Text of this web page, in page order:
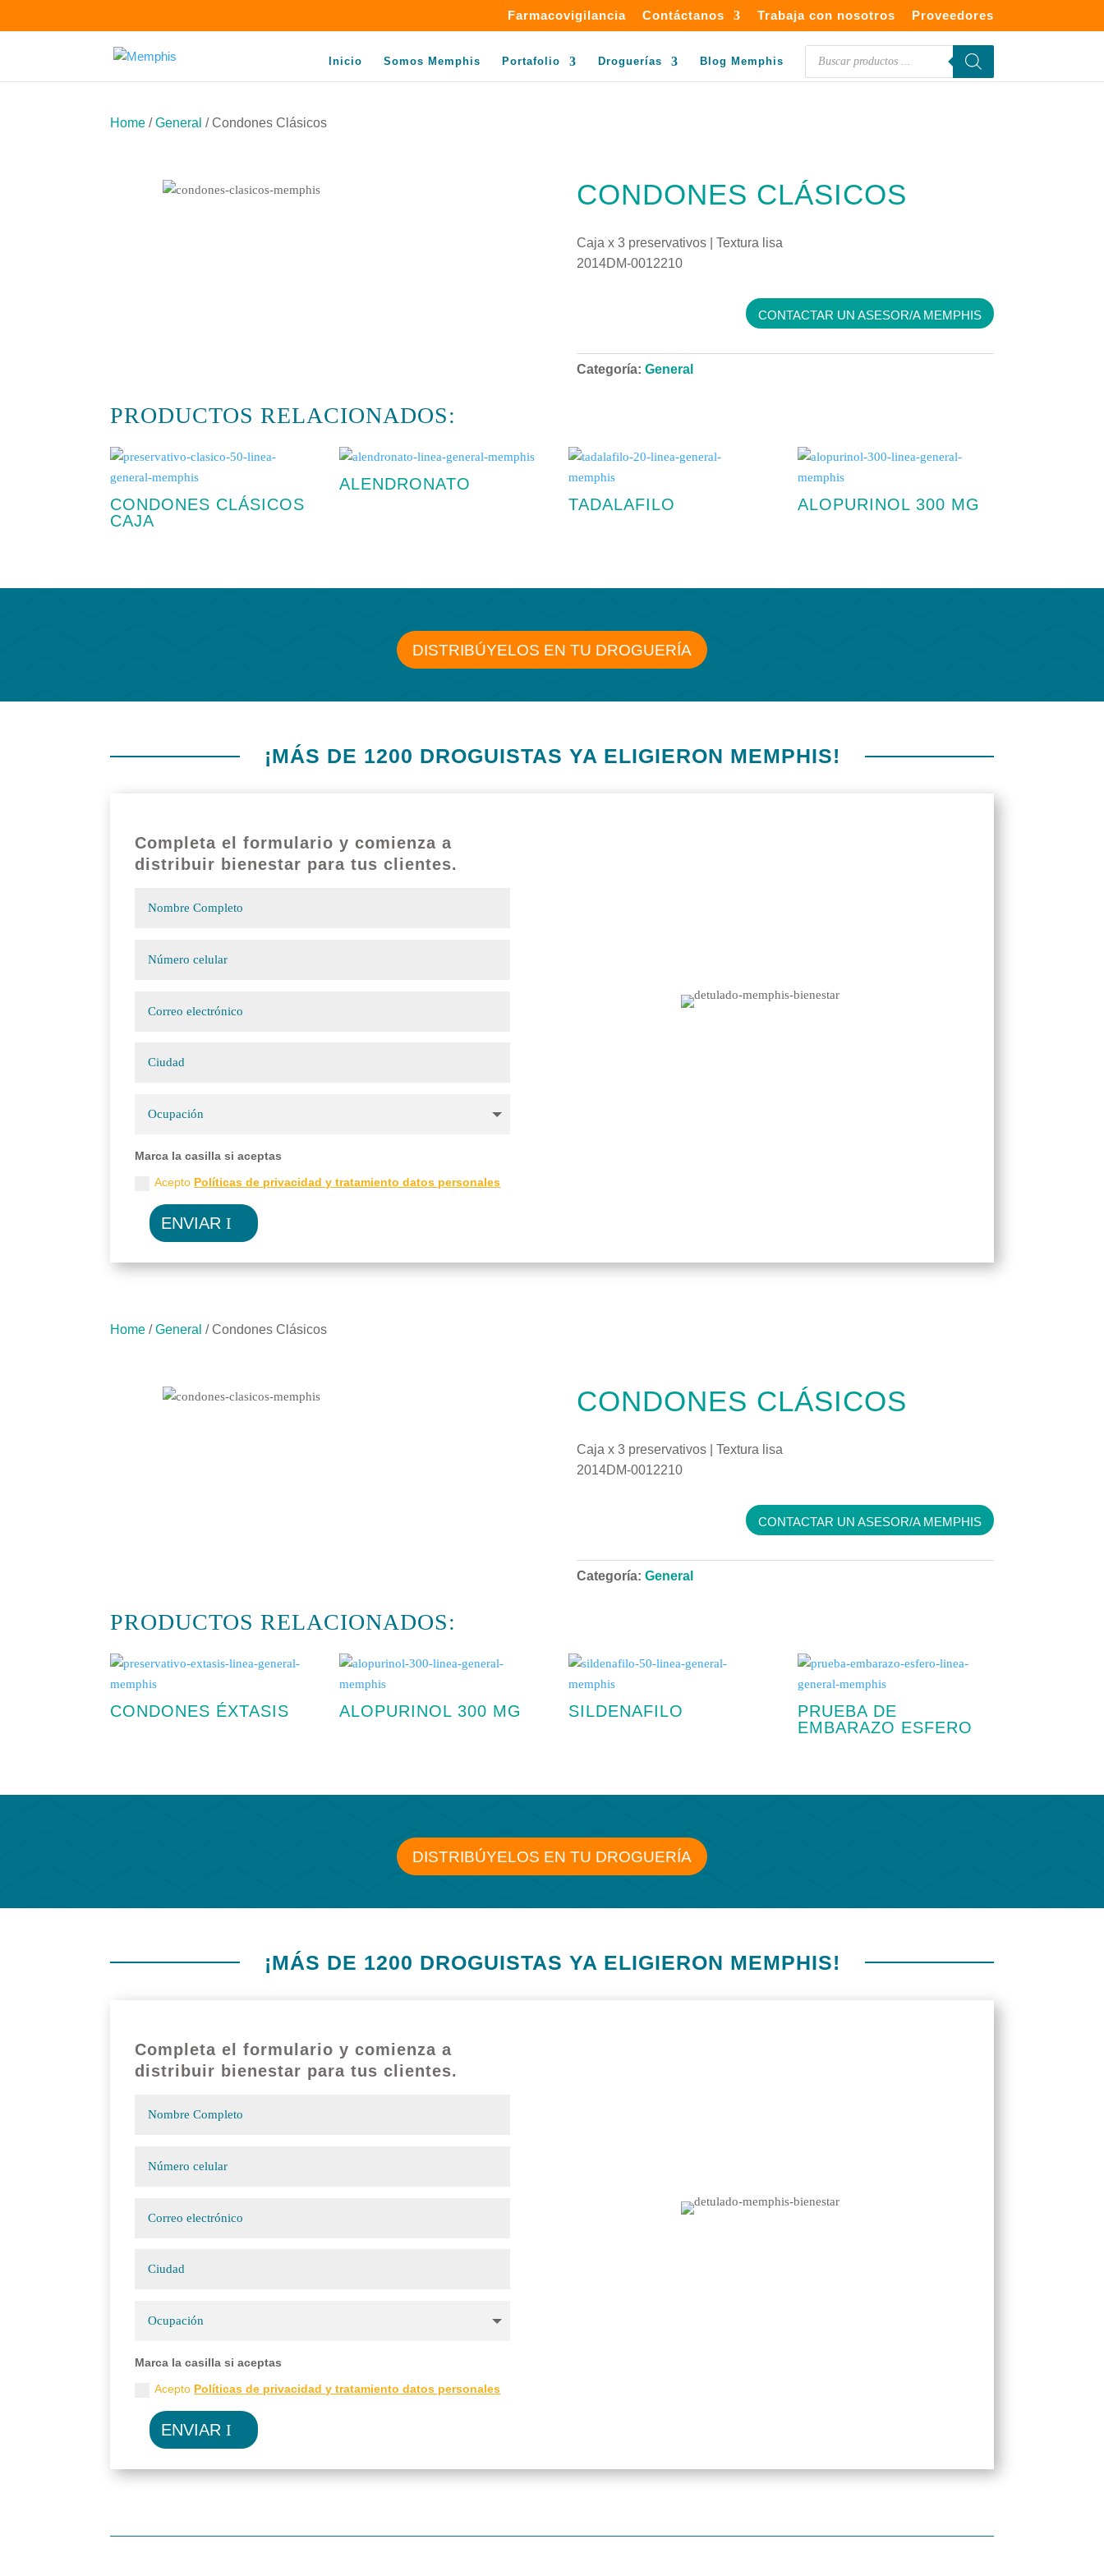
Farmacovigilancia Contáctanos Trabaja con nosotros Proveedores
Inicio Somos Memphis Portafolio Droguerías Blog Memphis
Búsqueda
Home /General / Condones Clásicos
CONDONES CLÁSICOS
Caja x 3 preservativos | Textura lisa
2014DM-0012210
CONTACTAR UN ASESOR/A MEMPHIS
Categoría: General
PRODUCTOS RELACIONADOS:
CONDONES CLÁSICOS
CAJA
ALENDRONATO
TADALAFILO
ALOPURINOL 300 MG
DISTRIBÚYELOS EN TU DROGUERÍA
¡MÁS DE 1200 DROGUISTAS YA ELIGIERON MEMPHIS!
Completa el formulario y comienza a
distribuir bienestar para tus clientes.
Marca la casilla si aceptas
Acepto Políticas de privacidad y tratamiento datos personales
ENVIAR
Home /General / Condones Clásicos
CONDONES CLÁSICOS
Caja x 3 preservativos | Textura lisa
2014DM-0012210
CONTACTAR UN ASESOR/A MEMPHIS
Categoría: General
PRODUCTOS RELACIONADOS:
CONDONES ÉXTASIS ALOPURINOL 300 MG SILDENAFILO
PRUEBA DE
EMBARAZO ESFERO
DISTRIBÚYELOS EN TU DROGUERÍA
¡MÁS DE 1200 DROGUISTAS YA ELIGIERON MEMPHIS!
Completa el formulario y comienza a
distribuir bienestar para tus clientes.
Marca la casilla si aceptas
Acepto Políticas de privacidad y tratamiento datos personales
ENVIAR